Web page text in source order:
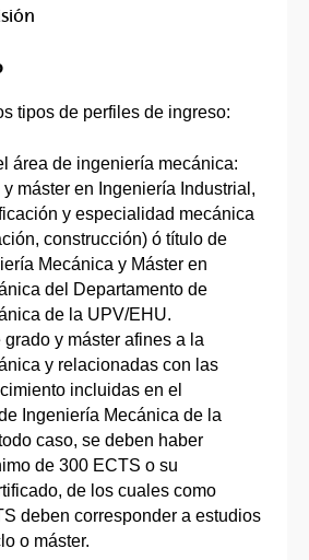
tipos de perfiles de ingreso:
área de ingeniería mecánica:
máster en Ingeniería Industrial,
y especialidad mecánica
construcción) ó título de
Mecánica y Máster en
del Departamento de
de la UPV/EHU.
y máster afines a la
y relacionadas con las
incluidas en el
Ingeniería Mecánica de la
caso, se deben haber
de 300 ECTS o su
de los cuales como
deben corresponder a estudios
o máster.